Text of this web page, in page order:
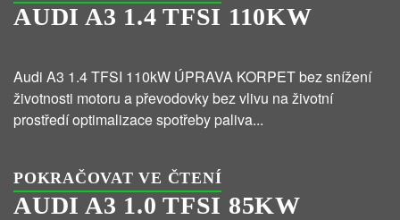
AUDI A3 1.4 TFSI 110KW
Audi A3 1.4 TFSI 110kW ÚPRAVA KORPET bez snížení
životnosti motoru a převodovky bez vlivu na životní
prostředí optimalizace spotřeby paliva...
POKRAČOVAT VE ČTENÍ
AUDI A3 1.0 TFSI 85KW